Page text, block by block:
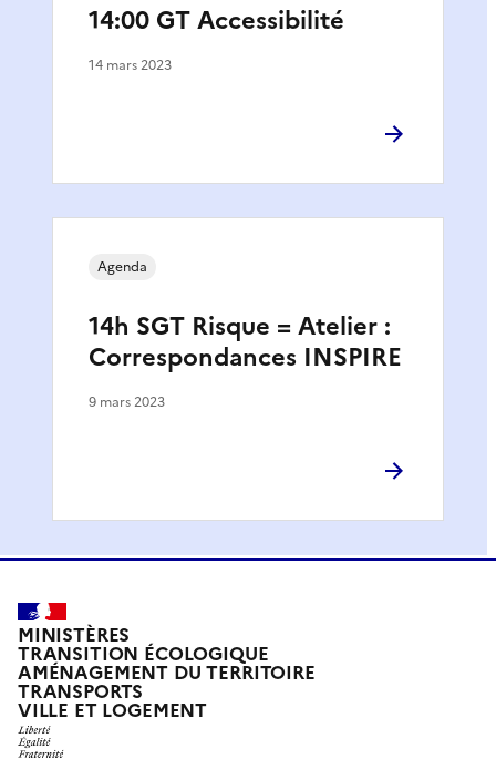
14:00 GT Accessibilité
14 mars 2023
14h SGT Risque = Atelier :
Correspondances INSPIRE
Agenda
9 mars 2023
MINISTÈRES
TRANSITION ÉCOLOGIQUE
AMÉNAGEMENT DU TERRITOIRE
TRANSPORTS
VILLE ET LOGEMENT